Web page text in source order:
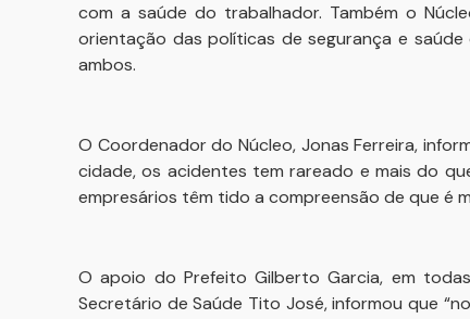
com a saúde do trabalhador. Também o
orientação das políticas de segurança e
ambos.
O Coordenador do Núcleo, Jonas Ferreira,
cidade, os acidentes tem rareado e mais do
empresários têm tido a compreensão de que é
O apoio do Prefeito Gilberto Garcia, em
Secretário de Saúde Tito José, informou que